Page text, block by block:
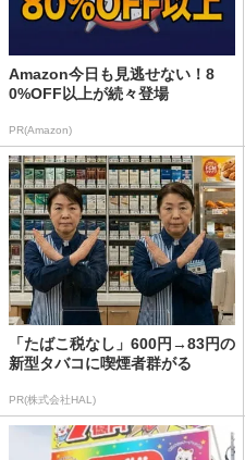
Amazon今日も見逃せない！8
0%OFF以上が続々登場
PR(Amazon)
「たばこ税なし」600円→83円の
新型タバコに喫煙者群がる
PR(株式会社HAL)